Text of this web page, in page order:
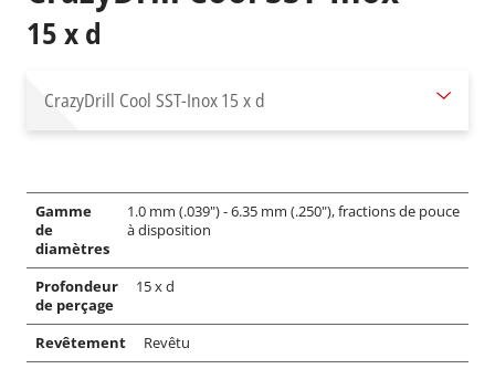
15 x d
CrazyDrill Cool SST-Inox15 x d
Gamme
de
diamètres
1.0 mm (.039") - 6.35 mm (.250"), fractions de pouce
à disposition
Profondeur
de perçage
15 x d
Revêtement
Revêtu